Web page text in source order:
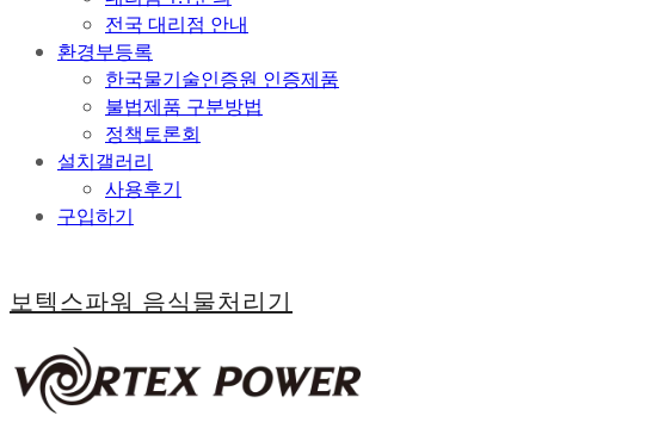
전국 대리점 안내
환경부등록
한국물기술인증원 인증제품
불법제품 구분방법
정책토론회
설치갤러리
사용후기
구입하기
보텍스파워 음식물처리기